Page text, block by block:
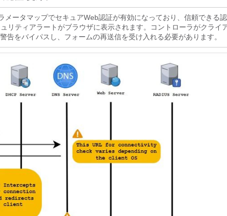
メータマップでセキュアWeb認証が有効になっており、信頼できる
リティアラートがブラウザに表示されます。コントローラがクライ
告をバイパスし、フォームの再送信を受け入れる必要があります。